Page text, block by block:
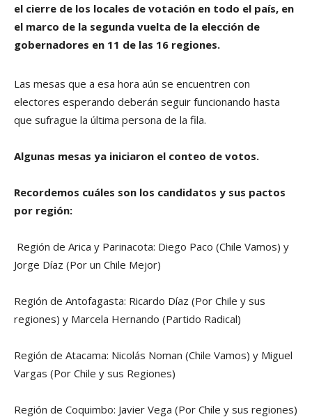
el cierre de los locales de votación en todo el país, en
el marco de la segunda vuelta de la elección de
gobernadores en 11 de las 16 regiones.
Las mesas que a esa hora aún se encuentren con
electores esperando deberán seguir funcionando hasta
que sufrague la última persona de la fila.
Algunas mesas ya iniciaron el conteo de votos.
Recordemos cuáles son los candidatos y sus pactos
por región:
Región de Arica y Parinacota: Diego Paco (Chile Vamos) y
Jorge Díaz (Por un Chile Mejor)
Región de Antofagasta: Ricardo Díaz (Por Chile y sus
regiones) y Marcela Hernando (Partido Radical)
Región de Atacama: Nicolás Noman (Chile Vamos) y Miguel
Vargas (Por Chile y sus Regiones)
Región de Coquimbo: Javier Vega (Por Chile y sus regiones)